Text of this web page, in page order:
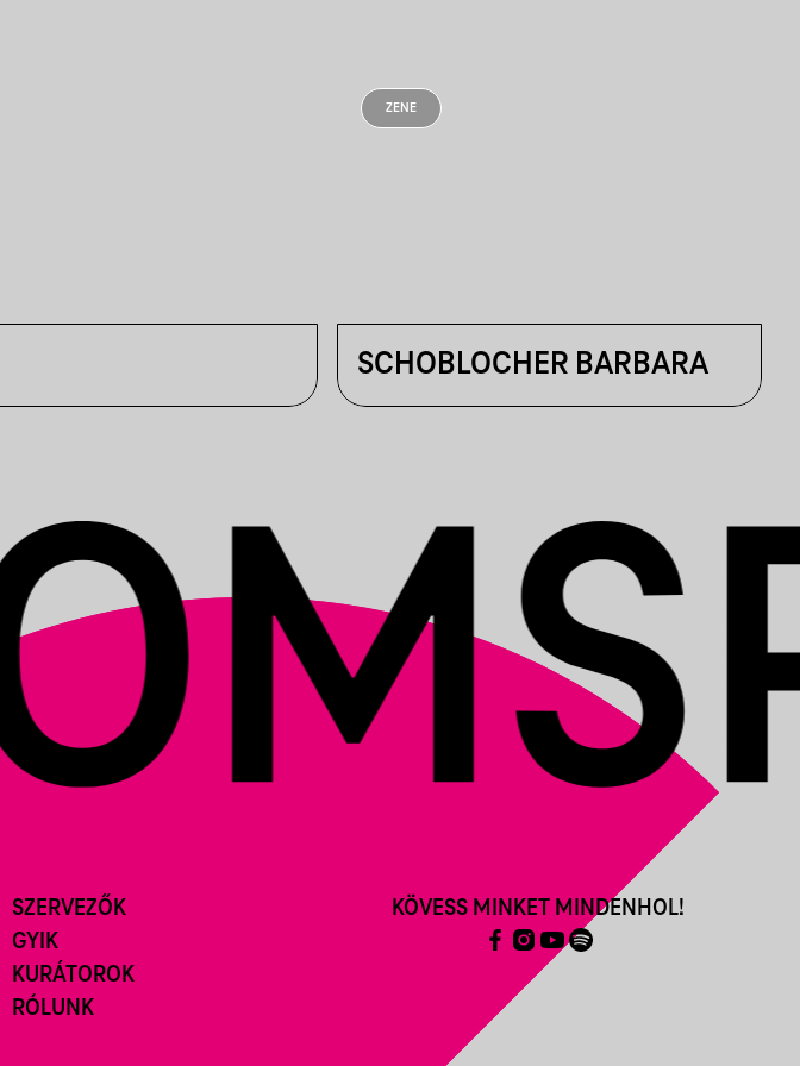
ZENE
SCHOBLOCHER BARBARA
SZERVEZŐK
GYIK
KURÁTOROK
RÓLUNK
KÖVESS MINKET MINDENHOL!